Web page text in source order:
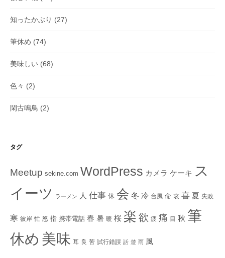
知ったかぶり (27)
筆休め (74)
美味しい (68)
色々 (2)
閑古鳴鳥 (2)
タグ
Meetup sekine.com WordPress カメラ ケーキ ス
イーツ
ラーメン 人 仕事 休 会 冬 冷 台風 命 哀 喜 夏 失敗
寒 彼岸 忙 怒 指 携帯電話 春 暑 暖 桜 楽 欲 疲 痛 目 秋 筆
休め 美味 耳 良 苦 試行錯誤 話 遊 雨 風